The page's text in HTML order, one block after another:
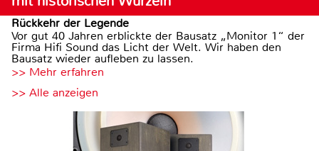
Rückkehr der Legende
Vor gut 40 Jahren erblickte der Bausatz „Monitor 1“ der
Firma Hifi Sound das Licht der Welt. Wir haben den
Bausatz wieder aufleben zu lassen.
>> Mehr erfahren
>> Alle anzeigen